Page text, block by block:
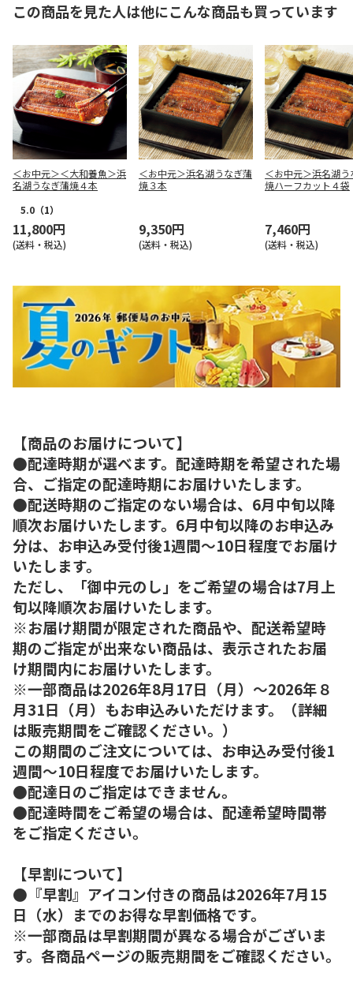
この商品を見た人は他にこんな商品も買っています
＜お中元＞＜大和養魚＞浜
名湖うなぎ蒲焼４本
5.0 （1）
11,800円
(送料・税込)
＜お中元＞浜名湖うなぎ蒲
焼３本
9,350円
(送料・税込)
＜お中元＞浜名湖う
焼ハーフカット４袋
7,460円
(送料・税込)
【商品のお届けについて】
●配達時期が選べます。配達時期を希望された場
合、ご指定の配達時期にお届けいたします。
●配送時期のご指定のない場合は、6月中旬以降
順次お届けいたします。6月中旬以降のお申込み
分は、お申込み受付後1週間～10日程度でお届け
いたします。
ただし、「御中元のし」をご希望の場合は7月上
旬以降順次お届けいたします。
※お届け期間が限定された商品や、配送希望時
期のご指定が出来ない商品は、表示されたお届
け期間内にお届けいたします。
※一部商品は2026年8月17日（月）～2026年８
月31日（月）もお申込みいただけます。（詳細
は販売期間をご確認ください。）
この期間のご注文については、お申込み受付後1
週間～10日程度でお届けいたします。
●配達日のご指定はできません。
●配達時間をご希望の場合は、配達希望時間帯
をご指定ください。
【早割について】
●『早割』アイコン付きの商品は2026年7月15
日（水）までのお得な早割価格です。
※一部商品は早割期間が異なる場合がございま
す。各商品ページの販売期間をご確認ください。